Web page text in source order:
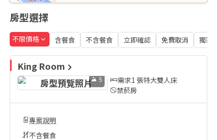
房型選擇
不限價格 含餐食 不含餐食 立即確認 免費取消 獨家
King Room
5
需求1 張特大雙人床
禁菸房
專案說明
不含餐食